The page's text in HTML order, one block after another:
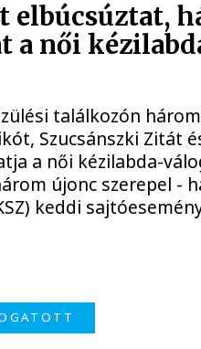
elbúcsúztat,
a női
találkozón
Szucsánszki Zitát
a női kézilabda-
újonc szerepel -
keddi